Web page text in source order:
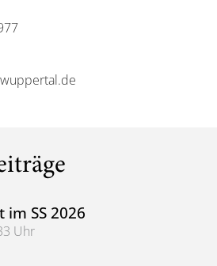
SS 2026
Uhr
2026